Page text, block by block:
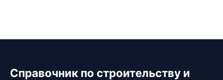
Справочник по строительству и